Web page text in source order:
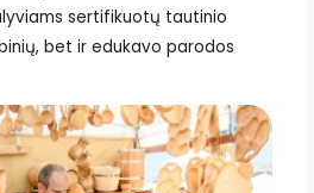
sertifikuotų tautinio
bet ir edukavo parodos